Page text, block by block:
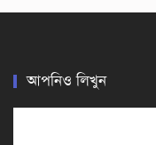
আপনিও লিখুন